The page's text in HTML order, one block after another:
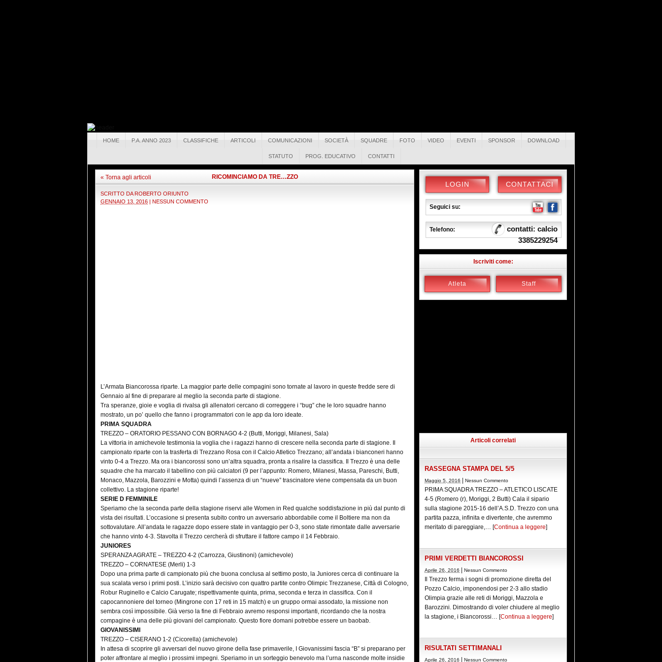
HOME P.A. ANNO 2023 CLASSIFICHE ARTICOLI COMUNICAZIONI SOCIETÀ SQUADRE FOTO VIDEO EVENTI SPONSOR DOWNLOAD
STATUTO PROG. EDUCATIVO CONTATTI
« Torna agli articoli RICOMINCIAMO DA TRE…ZZO
SCRITTO DA ROBERTO ORIUNTO
GENNAIO 13, 2016 | NESSUN COMMENTO
L’Armata Biancorossa riparte. La maggior parte delle compagini sono tornate al lavoro in queste fredde sere di
Gennaio al fine di preparare al meglio la seconda parte di stagione.
Tra speranze, gioie e voglia di rivalsa gli allenatori cercano di correggere i “bug” che le loro squadre hanno
mostrato, un po’ quello che fanno i programmatori con le app da loro ideate.
PRIMA SQUADRA
TREZZO – ORATORIO PESSANO CON BORNAGO 4-2 (Butti, Moriggi, Milanesi, Sala)
La vittoria in amichevole testimonia la voglia che i ragazzi hanno di crescere nella seconda parte di stagione. Il
campionato riparte con la trasferta di Trezzano Rosa con il Calcio Atletico Trezzano; all’andata i bianconeri hanno
vinto 0-4 a Trezzo. Ma ora i biancorossi sono un’altra squadra, pronta a risalire la classifica. Il Trezzo è una delle
squadre che ha marcato il tabellino con più calciatori (9 per l’appunto: Romero, Milanesi, Massa, Pareschi, Butti,
Monaco, Mazzola, Barozzini e Motta) quindi l’assenza di un “nueve” trascinatore viene compensata da un buon
collettivo. La stagione riparte!
SERIE D FEMMINILE
Speriamo che la seconda parte della stagione riservi alle Women in Red qualche soddisfazione in più dal punto di
vista dei risultati. L’occasione si presenta subito contro un avversario abbordabile come il Boltiere ma non da
sottovalutare. All’andata le ragazze dopo essere state in vantaggio per 0-3, sono state rimontate dalle avversarie
che hanno vinto 4-3. Stavolta il Trezzo cercherà di sfruttare il fattore campo il 14 Febbraio.
JUNIORES
SPERANZA AGRATE – TREZZO 4-2 (Carrozza, Giustinoni) (amichevole)
TREZZO – CORNATESE (Merli) 1-3
Dopo una prima parte di campionato più che buona conclusa al settimo posto, la Juniores cerca di continuare la
sua scalata verso i primi posti. L’inizio sarà decisivo con quattro partite contro Olimpic Trezzanese, Città di Cologno,
Robur Ruginello e Calcio Carugate; rispettivamente quinta, prima, seconda e terza in classifica. Con il
capocannoniere del torneo (Mingrone con 17 reti in 15 match) e un gruppo ormai assodato, la missione non
sembra così impossibile. Già verso la fine di Febbraio avremo responsi importanti, ricordando che la nostra
compagine è una delle più giovani del campionato. Questo fiore domani potrebbe essere un baobab.
GIOVANISSIMI
TREZZO – CISERANO 1-2 (Cicorella) (amichevole)
In attesa di scoprire gli avversari del nuovo girone della fase primaverile, I Giovanissimi fascia “B” si preparano per
poter affrontare al meglio i prossimi impegni. Speriamo in un sorteggio benevolo ma l’urna nasconde molte insidie
LOGIN CONTATTACI
Seguici su:
Telefono:
contatti: calcio
3385229254
Iscriviti come:
Atleta Staff
Articoli correlati
RASSEGNA STAMPA DEL 5/5
Maggio 5, 2016 Nessun Commento
PRIMA SQUADRA TREZZO – ATLETICO LISCATE
4-5 (Romero (r), Moriggi, 2 Butti) Cala il sipario
sulla stagione 2015-16 dell’A.S.D. Trezzo con una
partita pazza, infinita e divertente, che avremmo
meritato di pareggiare,… [Continua a leggere]
PRIMI VERDETTI BIANCOROSSI
Aprile 26, 2016 Nessun Commento
Il Trezzo ferma i sogni di promozione diretta del
Pozzo Calcio, imponendosi per 2-3 allo stadio
Olimpia grazie alle reti di Moriggi, Mazzola e
Barozzini. Dimostrando di voler chiudere al meglio
la stagione, i Biancorossi… [Continua a leggere]
RISULTATI SETTIMANALI
Aprile 26, 2016 Nessun Commento